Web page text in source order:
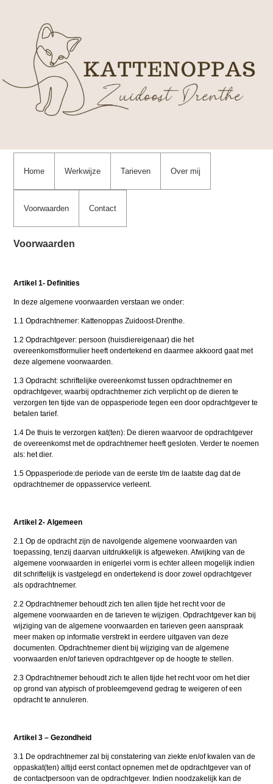
Home Werkwijze Tarieven Over mij
Voorwaarden Contact
Voorwaarden
Artikel 1- Definities
In deze algemene voorwaarden verstaan we onder:
1.1 Opdrachtnemer: Kattenoppas Zuidoost-Drenthe.
1.2 Opdrachtgever: persoon (huisdiereigenaar) die het
overeenkomstformulier heeft ondertekend en daarmee akkoord gaat met
deze algemene voorwaarden.
1.3 Opdracht: schriftelijke overeenkomst tussen opdrachtnemer en
opdrachtgever, waarbij opdrachtnemer zich verplicht op de dieren te
verzorgen ten tijde van de oppasperiode tegen een door opdrachtgever te
betalen tarief.
1.4 De thuis te verzorgen kat(ten): De dieren waarvoor de opdrachtgever
de overeenkomst met de opdrachtnemer heeft gesloten. Verder te noemen
als: het dier.
1.5 Oppasperiode:de periode van de eerste t/m de laatste dag dat de
opdrachtnemer de oppasservice verleent.
Artikel 2- Algemeen
2.1 Op de opdracht zijn de navolgende algemene voorwaarden van
toepassing, tenzij daarvan uitdrukkelijk is afgeweken. Afwijking van de
algemene voorwaarden in enigerlei vorm is echter alleen mogelijk indien
dit schriftelijk is vastgelegd en ondertekend is door zowel opdrachtgever
als opdrachtnemer.
2.2 Opdrachtnemer behoudt zich ten allen tijde het recht voor de
algemene voorwaarden en de tarieven te wijzigen. Opdrachtgever kan bij
wijziging van de algemene voorwaarden en tarieven geen aanspraak
meer maken op informatie verstrekt in eerdere uitgaven van deze
documenten. Opdrachtnemer dient bij wijziging van de algemene
voorwaarden en/of tarieven opdrachtgever op de hoogte te stellen.
2.3 Opdrachtnemer behoudt zich te allen tijde het recht voor om het dier
op grond van atypisch of probleemgevend gedrag te weigeren of een
opdracht te annuleren.
Artikel 3 – Gezondheid
3.1 De opdrachtnemer zal bij constatering van ziekte en/of kwalen van de
oppaskat(ten) altijd eerst contact opnemen met de opdrachtgever van of
de contactpersoon van de opdrachtgever. Indien noodzakelijk kan de